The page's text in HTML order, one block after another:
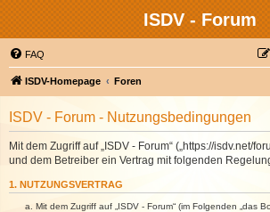
ISDV - Forum
FAQ
ISDV-Homepage Foren
ISDV - Forum - Nutzungsbedingungen
Mit dem Zugriff auf „ISDV - Forum“ („https://isdv.net/
und dem Betreiber ein Vertrag mit folgenden
1. NUTZUNGSVERTRAG
Mit dem Zugriff auf „ISDV - Forum“ (im Folgenden „das